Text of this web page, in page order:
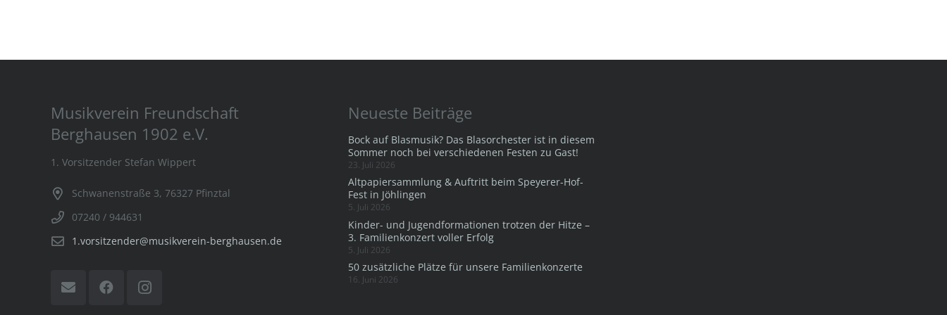
Musikverein Freundschaft
Berghausen 1902 e.V.
1. Vorsitzender Stefan Wippert
Schwanenstraße 3, 76327 Pfinztal
07240 / 944631
1.vorsitzender@musikverein-berghausen.de
Neueste Beiträge
Bock auf Blasmusik? Das Blasorchester ist in diesem
Sommer noch bei verschiedenen Festen zu Gast!
23. Juli 2026
Altpapiersammlung & Auftritt beim Speyerer-Hof-
Fest in Jöhlingen
5. Juli 2026
Kinder- und Jugendformationen trotzen der Hitze –
3. Familienkonzert voller Erfolg
5. Juli 2026
50 zusätzliche Plätze für unsere Familienkonzerte
16. Juni 2026